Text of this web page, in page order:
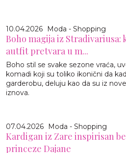
10.04.2026 Moda - Shopping
Boho magija iz Stradivariusa:
autfit pretvara u m...
Boho stil se svake sezone vraća,
komadi koji su toliko ikonični da
garderobu, deluju kao da su iz
iznova.
07.04.2026 Moda - Shopping
Kardigan iz Zare inspirisan
princeze Dajane